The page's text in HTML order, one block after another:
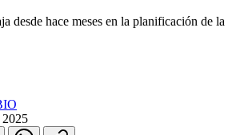
desde hace meses en la planificación de la
2025